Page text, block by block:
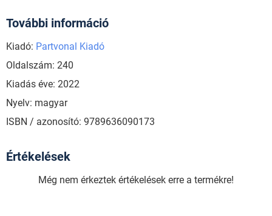
További információ
Kiadó: Partvonal Kiadó
Oldalszám: 240
Kiadás éve: 2022
Nyelv: magyar
ISBN / azonosító: 9789636090173
Értékelések
Még nem érkeztek értékelések erre a termékre!